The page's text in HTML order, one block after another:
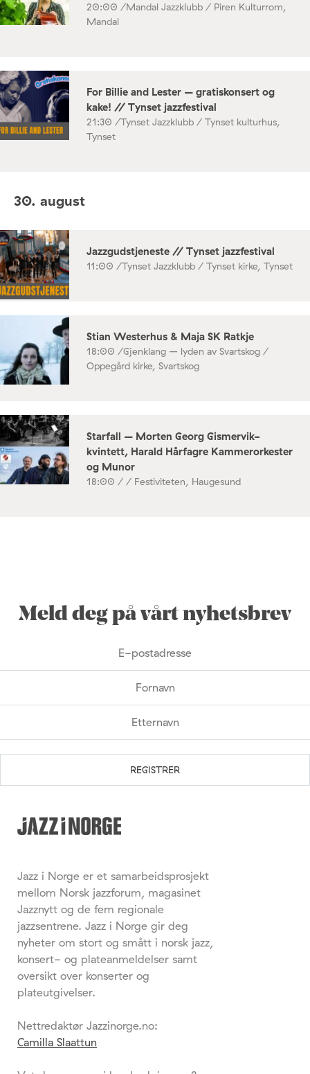
20:00 /Mandal Jazzklubb / Piren Kulturrom,
Mandal
For Billie and Lester – gratiskonsert og
kake! // Tynset jazzfestival
21:30 /Tynset Jazzklubb / Tynset kulturhus,
Tynset
30. august
Jazzgudstjeneste // Tynset jazzfestival
11:00 /Tynset Jazzklubb / Tynset kirke, Tynset
Stian Westerhus & Maja SK Ratkje
18:00 /Gjenklang – lyden av Svartskog /
Oppegård kirke, Svartskog
Starfall – Morten Georg Gismervik-
kvintett, Harald Hårfagre Kammerorkester
og Munor
18:00 / / Festiviteten, Haugesund
Meld deg på vårt nyhetsbrev
Jazz i Norge er et samarbeidsprosjekt
mellom Norsk jazzforum, magasinet
Jazznytt og de fem regionale
jazzsentrene. Jazz i Norge gir deg
nyheter om stort og smått i norsk jazz,
konsert- og plateanmeldelser samt
oversikt over konserter og
plateutgivelser.
Nettredaktør Jazzinorge.no:
Camilla Slaattun